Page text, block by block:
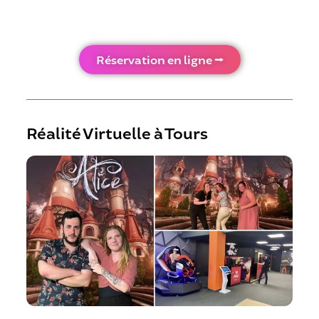
Réservation en ligne ⭢
Réalité Virtuelle à Tours